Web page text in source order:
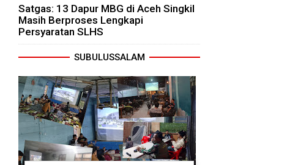
Satgas: 13 Dapur MBG di Aceh Singkil
Masih Berproses Lengkapi
Persyaratan SLHS
SUBULUSSALAM